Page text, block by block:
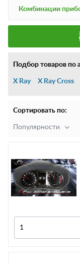
Комбинации
Подбор товаров
X Ray X Ray Cross
Сортировать по:
Популярности